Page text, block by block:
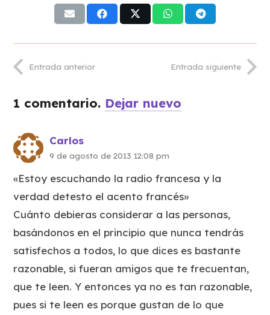
Entrada anterior Entrada siguiente
1 comentario. Dejar nuevo
Carlos
9 de agosto de 2013 12:08 pm
«Estoy escuchando la radio francesa y la
verdad detesto el acento francés»
Cuánto debieras considerar a las personas,
basándonos en el principio que nunca tendrás
satisfechos a todos, lo que dices es bastante
razonable, si fueran amigos que te frecuentan,
que te leen. Y entonces ya no es tan razonable,
pues si te leen es porque gustan de lo que